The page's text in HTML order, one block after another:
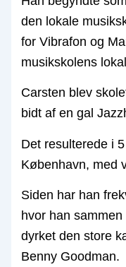
den lokale
for Vibrafon og
musikskolens
Carsten blev
bidt af en gal
Det resulterede i
København, med
Siden har han
hvor han
dyrket den store
Benny Goodman.